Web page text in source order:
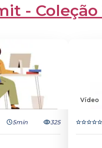
- Coleção
5min 325
Vídeo